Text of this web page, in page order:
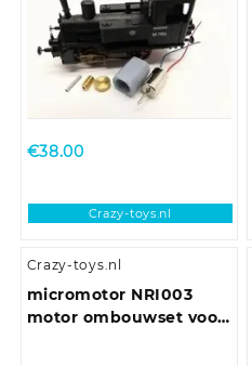
€38.00
Crazy-toys.nl
Crazy-toys.nl
micromotor NRI003
motor ombouwset voor